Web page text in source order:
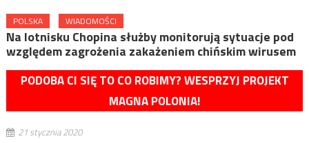
POLSKA WIADOMOŚCI
Na lotnisku Chopina służby monitorują sytuacje pod
względem zagrożenia zakażeniem chińskim wirusem
PODOBA CI SIĘ TO CO ROBIMY? WESPRZYJ PROJEKT
MAGNA POLONIA!
21 stycznia 2020